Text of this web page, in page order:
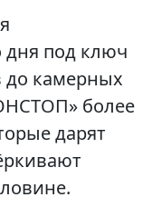
дня под ключ
до камерных
более
дарят